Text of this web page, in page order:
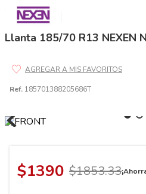
Llanta 185/70 R13 NEXEN
Ref. 185701388205686T
$1390 $1853.33
6.